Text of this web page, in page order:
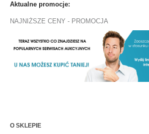
Aktualne promocje:
NAJNIŻSZE CENY - PROMOCJA
O SKLEPIE